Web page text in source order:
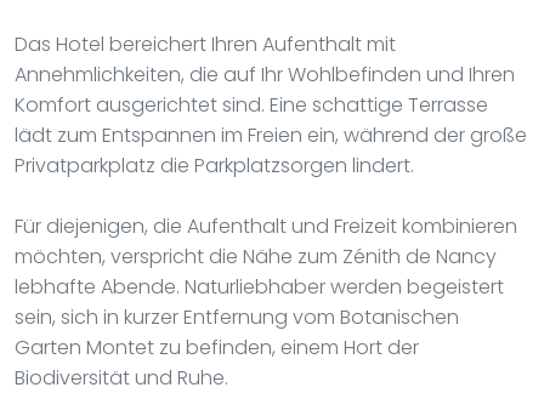
Das Hotel bereichert Ihren Aufenthalt mit
Annehmlichkeiten, die auf Ihr Wohlbefinden und Ihren
Komfort ausgerichtet sind. Eine schattige Terrasse
lädt zum Entspannen im Freien ein, während der große
Privatparkplatz die Parkplatzsorgen lindert.
Für diejenigen, die Aufenthalt und Freizeit kombinieren
möchten, verspricht die Nähe zum Zénith de Nancy
lebhafte Abende. Naturliebhaber werden begeistert
sein, sich in kurzer Entfernung vom Botanischen
Garten Montet zu befinden, einem Hort der
Biodiversität und Ruhe.